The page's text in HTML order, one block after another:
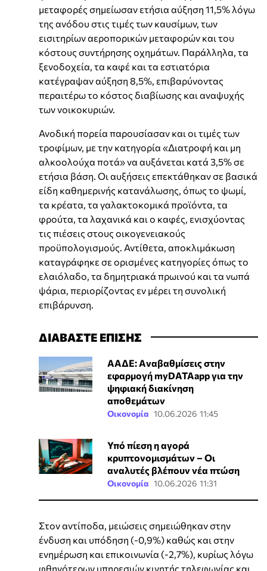
μεταφορές σημείωσαν ετήσια αύξηση 11,5% λόγω
της ανόδου στις τιμές των καυσίμων, των
εισιτηρίων αεροπορικών μεταφορών και του
κόστους συντήρησης οχημάτων. Παράλληλα, τα
ξενοδοχεία, τα καφέ και τα εστιατόρια
κατέγραψαν αύξηση 8,5%, επιβαρύνοντας
περαιτέρω το κόστος διαβίωσης και αναψυχής
των νοικοκυριών.
Ανοδική πορεία παρουσίασαν και οι τιμές των
τροφίμων, με την κατηγορία «Διατροφή και μη
αλκοολούχα ποτά» να αυξάνεται κατά 3,5% σε
ετήσια βάση. Οι αυξήσεις επεκτάθηκαν σε βασικά
είδη καθημερινής κατανάλωσης, όπως το ψωμί,
τα κρέατα, τα γαλακτοκομικά προϊόντα, τα
φρούτα, τα λαχανικά και ο καφές, ενισχύοντας
τις πιέσεις στους οικογενειακούς
προϋπολογισμούς. Αντίθετα, αποκλιμάκωση
καταγράφηκε σε ορισμένες κατηγορίες όπως το
ελαιόλαδο, τα δημητριακά πρωινού και τα νωπά
ψάρια, περιορίζοντας εν μέρει τη συνολική
επιβάρυνση.
ΔΙΑΒΑΣΤΕ ΕΠΙΣΗΣ
ΑΑΔΕ: Aναβαθμίσεις στην
εφαρμογή myDATAapp για την
ψηφιακή διακίνηση
αποθεμάτων
Οικονομία 10.06.2026 11:45
Υπό πίεση η αγορά
κρυπτονομισμάτων – Οι
αναλυτές βλέπουν νέα πτώση
Οικονομία 10.06.2026 11:31
Στον αντίποδα, μειώσεις σημειώθηκαν στην
ένδυση και υπόδηση (-0,9%) καθώς και στην
ενημέρωση και επικοινωνία (-2,7%), κυρίως λόγω
φθηνότερων υπηρεσιών κινητής τηλεφωνίας και